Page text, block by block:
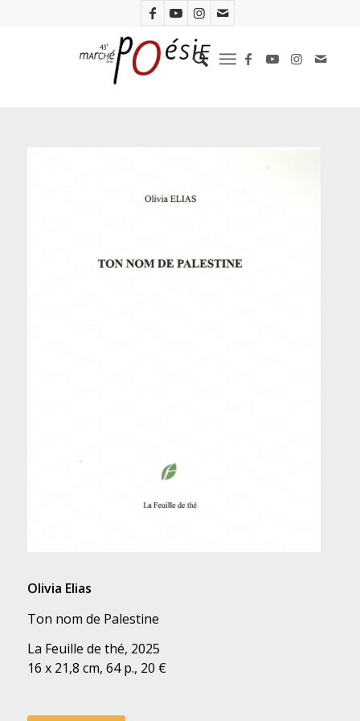
Olivia Elias
Ton nom de Palestine
La Feuille de thé, 2025
16 x 21,8 cm, 64 p., 20 €